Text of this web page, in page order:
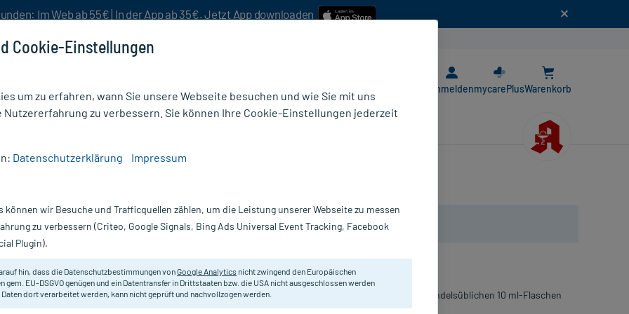
Im Web ab 55€ | In der App ab 35€. Jetzt App downloaden
AnmeldenmycarePlusWarenkorb
Nur für kurze Zeit:Gratis-Versand* ab 19€ Mindestbestellwert!
System, 5 St Accu Chek
Zum schnellen und einfachen Umfüllen des Insulins von den handelsüblichen 10 ml-Flaschen
in Leerampullen.
Cookie-Einstellungen
um zu erfahren, wann Sie unsere Webseite besuchen und wie Sie mit uns
Nutzererfahrung zu verbessern. Sie können Ihre Cookie-Einstellungen jederzeit
Datenschutzerklärung Impressum
können wir Besuche und Trafficquellen zählen, um die Leistung unserer Webseite zu messen
zu verbessern (Criteo, Google Signals, Bing Ads Universal Event Tracking, Facebook
Plugin).
hin, dass die Datenschutzbestimmungen vonGoogle Analytics nicht zwingend den Europäischen
gem. EU-DSGVO genügen und ein Datentransfer in Drittstaaten bzw. die USA nicht ausgeschlossen werden
Daten dort verarbeitet werden, kann nicht geprüft und nachvollzogen werden.